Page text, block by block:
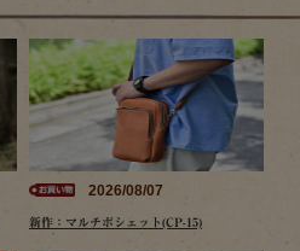
2026/08/07
新作：マルチポシェット(CP-15)